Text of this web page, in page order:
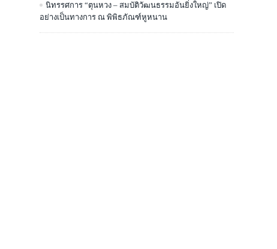
นิทรรศการ “ตุนหวง – สมบัติวัฒนธรรมอันยิ่งใหญ่” เปิด
อย่างเป็นทางการ ณ พิพิธภัณฑ์หูหนาน